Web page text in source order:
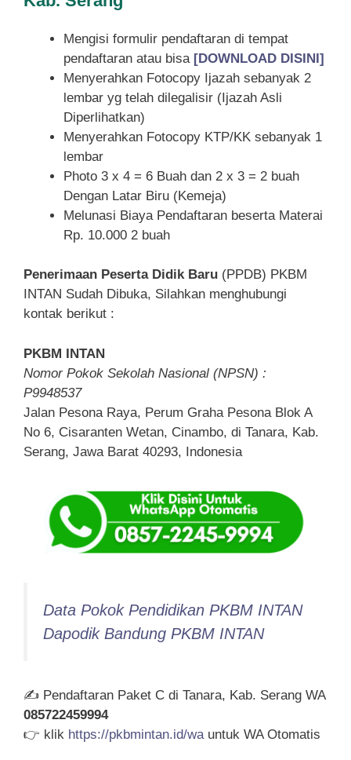
Mengisi formulir pendaftaran di tempat
pendaftaran atau bisa [DOWNLOAD DISINI]
Menyerahkan Fotocopy Ijazah sebanyak 2
lembar yg telah dilegalisir (Ijazah Asli
Diperlihatkan)
Menyerahkan Fotocopy KTP/KK sebanyak 1
lembar
Photo 3 x 4 = 6 Buah dan 2 x 3 = 2 buah
Dengan Latar Biru (Kemeja)
Melunasi Biaya Pendaftaran beserta Materai
Rp. 10.000 2 buah
Penerimaan Peserta Didik Baru (PPDB) PKBM
INTAN Sudah Dibuka, Silahkan menghubungi
kontak berikut :
PKBM INTAN
Nomor Pokok Sekolah Nasional (NPSN) :
P9948537
Jalan Pesona Raya, Perum Graha Pesona Blok A
No 6, Cisaranten Wetan, Cinambo, di Tanara, Kab.
Serang, Jawa Barat 40293, Indonesia
Data Pokok Pendidikan PKBM INTAN
Dapodik Bandung PKBM INTAN
✍ Pendaftaran Paket C di Tanara, Kab. Serang WA
085722459994
👉 klik https://pkbmintan.id/wa untuk WA Otomatis